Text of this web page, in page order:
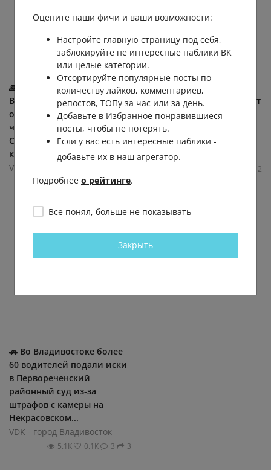
🙏 Жительница
Владивостока
организовала сбор стекла,
чтобы вернуть бухте
Стеклянной её уникальную
красоту. 💎 Для... (видео)
VDK - город Владивосток
0.9К 0.1К 6 4
🌳🌊 Дмитрий Алексеев
(совладелец DNS, участвует
в развитии Нагорного
парка и пляжа Патрокл)
высказался о...
VDK - город Владивосток
12
🚗 Во Владивостоке более
60 водителей подали иски
в Первореченский
районный суд из‑за
штрафов с камеры на
Некрасовском...
VDK - город Владивосток
5.1К 0.1К 3 3
Оцените наши фичи и ваши возможности:
Настройте главную страницу под себя,
заблокируйте не интересные паблики ВК
или целые категории.
Отсортируйте популярные посты по
количеству лайков, комментариев,
репостов, ТОПу за час или за день.
Добавьте в Избранное понравившиеся
посты, чтобы не потерять.
Если у вас есть интересные паблики -
добавьте их в наш агрегатор.
Подробнее о рейтинге.
Все понял, больше не показывать
Закрыть